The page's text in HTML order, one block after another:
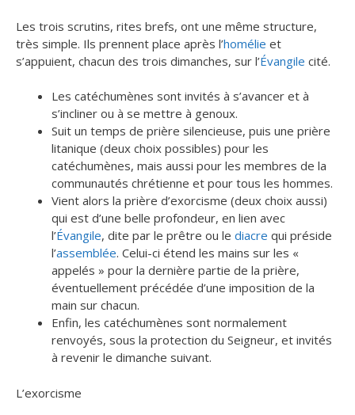
Les trois scrutins, rites brefs, ont une même structure,
très simple. Ils prennent place après l’homélie et
s’appuient, chacun des trois dimanches, sur l’Évangile cité.
Les catéchumènes sont invités à s’avancer et à
s’incliner ou à se mettre à genoux.
Suit un temps de prière silencieuse, puis une prière
litanique (deux choix possibles) pour les
catéchumènes, mais aussi pour les membres de la
communautés chrétienne et pour tous les hommes.
Vient alors la prière d’exorcisme (deux choix aussi)
qui est d’une belle profondeur, en lien avec
l’Évangile, dite par le prêtre ou le diacre qui préside
l’assemblée. Celui-ci étend les mains sur les «
appelés » pour la dernière partie de la prière,
éventuellement précédée d’une imposition de la
main sur chacun.
Enfin, les catéchumènes sont normalement
renvoyés, sous la protection du Seigneur, et invités
à revenir le dimanche suivant.
L’exorcisme